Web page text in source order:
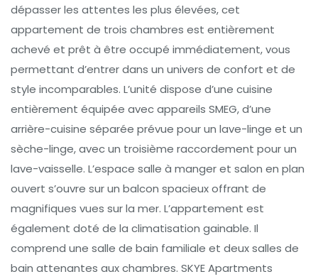
dépasser les attentes les plus élevées, cet
appartement de trois chambres est entièrement
achevé et prêt à être occupé immédiatement, vous
permettant d’entrer dans un univers de confort et de
style incomparables. L’unité dispose d’une cuisine
entièrement équipée avec appareils SMEG, d’une
arrière-cuisine séparée prévue pour un lave-linge et un
sèche-linge, avec un troisième raccordement pour un
lave-vaisselle. L’espace salle à manger et salon en plan
ouvert s’ouvre sur un balcon spacieux offrant de
magnifiques vues sur la mer. L’appartement est
également doté de la climatisation gainable. Il
comprend une salle de bain familiale et deux salles de
bain attenantes aux chambres. SKYE Apartments